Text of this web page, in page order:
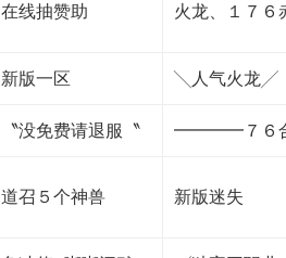
在线抽赞助 火龙、１７６
新版一区 ╲人气火龙╱
〝没免费请退服〝 ━━━━７６
道召５个神兽 新版迷失